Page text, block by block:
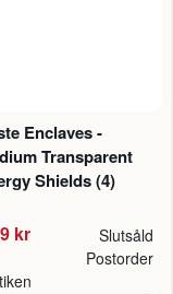
Enclaves -
Transparent
Shields (4)
kr Slutsåld
Postorder